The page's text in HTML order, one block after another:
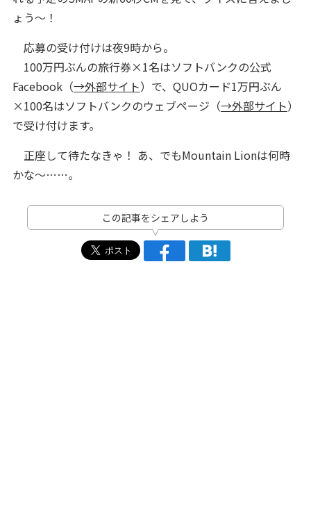
ょう～！
応募の受け付けは夜9時から。
100万円ぶんの旅行券×1名はソフトバンクの公式
Facebook（→外部サイト）で、QUOカード1万円ぶん
×100名はソフトバンクのウェブページ（→外部サイト）
で受け付けます。
正座して待たなきゃ！ あ、でもMountain Lionは何時
かな～……。
この記事をシェアしよう